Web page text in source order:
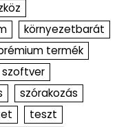
környezetbarát
termék
szoftver
szórakozás
teszt